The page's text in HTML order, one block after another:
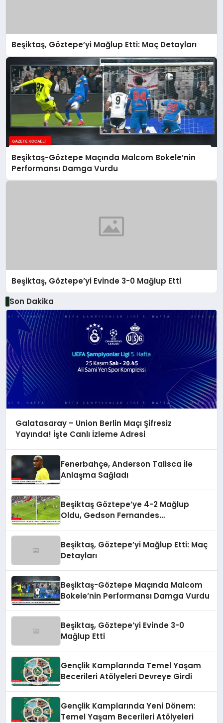
Beşiktaş, Göztepe’yi Mağlup Etti: Maç Detayları
Beşiktaş-Göztepe Maçında Malcom Bokele’nin
Performansı Damga Vurdu
Beşiktaş, Göztepe’yi Evinde 3-0 Mağlup Etti
Son Dakika
Galatasaray – Union Berlin Maçı Şifresiz
Yayında! İşte Canlı İzleme Adresi
Fenerbahçe, Anderson Talisca İle
Anlaşma Sağladı
Beşiktaş Göztepe’ye 4-2 Mağlup
Oldu, Gedson Fernandes
Beşiktaş, Göztepe’yi Mağlup Etti: Maç
Detayları
Beşiktaş-Göztepe Maçında Malcom
Bokele’nin Performansı Damga Vurdu
Beşiktaş, Göztepe’yi Evinde 3-0
Mağlup Etti
Gençlik Kamplarında Temel Yaşam
Becerileri Atölyeleri Devreye Girdi
Gençlik Kamplarında Yeni Dönem:
Temel Yaşam Becerileri Atölyeleri